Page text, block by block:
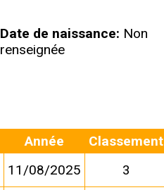
Date de naissance: Non
renseignée
Année
Classement
11/08/2025
3